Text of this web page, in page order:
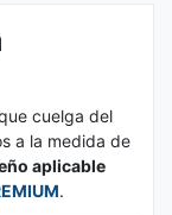
cuelga del
a la medida de
aplicable
.